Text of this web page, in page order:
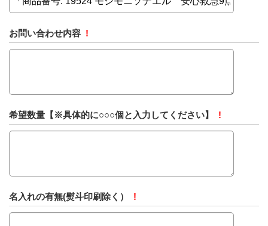
お問い合わせ内容 !
希望数量【※具体的に○○○個と入力してください】 !
名入れの有無(熨斗印刷除く） !